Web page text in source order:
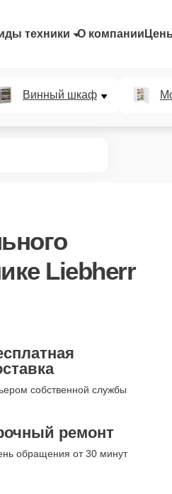
техники О компании
Винный шкаф
Liebherr
собственной службы
ремонт
обращения от 30 минут